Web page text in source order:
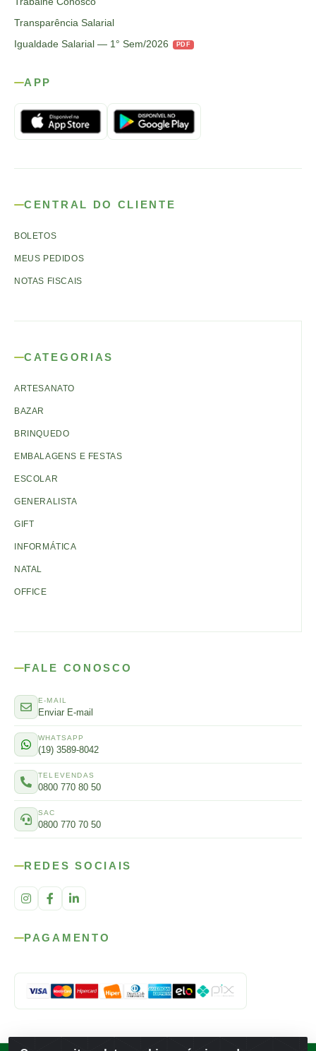
Transparência Salarial
Igualdade Salarial — 1° Sem/2026
PDF
APP
CENTRAL DO CLIENTE
BOLETOS
MEUS PEDIDOS
NOTAS FISCAIS
CATEGORIAS
ARTESANATO
BAZAR
BRINQUEDO
EMBALAGENS E FESTAS
ESCOLAR
GENERALISTA
GIFT
INFORMÁTICA
NATAL
OFFICE
FALE CONOSCO
E-MAIL
Enviar E-mail
WHATSAPP
(19) 3589-8042
TELEVENDAS
0800 770 80 50
SAC
0800 770 70 50
REDES SOCIAIS
PAGAMENTO